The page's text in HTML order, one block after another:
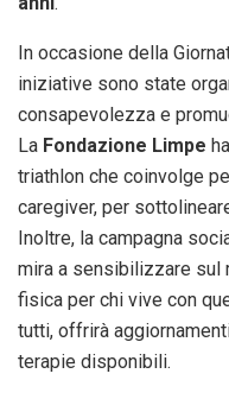
In occasione della
iniziative sono state
consapevolezza e
La Fondazione Limpe
triathlon che coinvolge
caregiver, per
Inoltre, la campagna
mira a sensibilizzare sul
fisica per chi vive con
tutti, offrirà
terapie disponibili.